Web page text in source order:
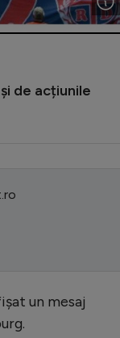
de acțiunile
un mesaj